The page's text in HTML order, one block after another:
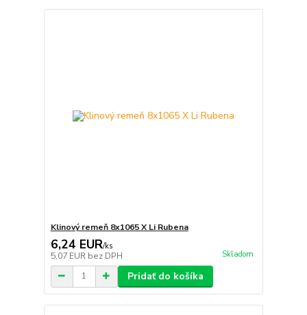
Klinový remeň 8x1065 X Li Rubena
6,24 EUR/ks
5,07 EUR bez DPH Skladom
Pridať do košíka